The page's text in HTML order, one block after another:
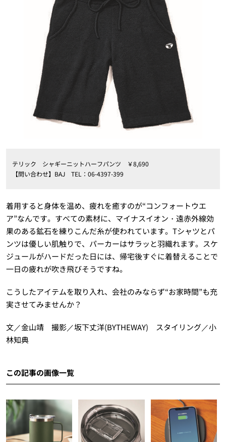
テリック シャギーニットハーフパンツ ￥8,690
【問い合わせ】BAJ TEL：06‐4397-399
着用すると身体を温め、疲れを癒すのが“コンフォートウエ
ア”なんです。すべての素材に、マイナスイオン・遠赤外線効
果のある鉱石を練りこんだ糸が使われています。Tシャツとパ
ンツは優しい肌触りで、パーカーはサラッと羽織れます。スケ
ジュールがハードだった日には、帰宅後すぐに着替えることで
一日の疲れが吹き飛びそうですね。
こうしたアイテムを取り入れ、会社のみならず“お家時間”も充
実させてみませんか？
文／金山靖 撮影／坂下丈洋(BYTHEWAY) スタイリング／小
林知典
この記事の画像一覧